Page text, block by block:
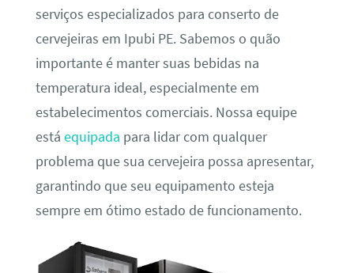
serviços especializados para conserto de
cervejeiras em Ipubi PE. Sabemos o quão
importante é manter suas bebidas na
temperatura ideal, especialmente em
estabelecimentos comerciais. Nossa equipe
está equipada para lidar com qualquer
problema que sua cervejeira possa apresentar,
garantindo que seu equipamento esteja
sempre em ótimo estado de funcionamento.